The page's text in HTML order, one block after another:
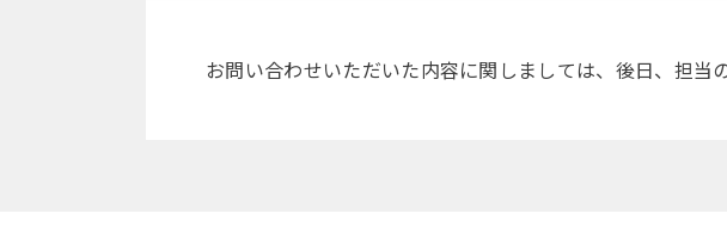
お問い合わせいただいた内容に関しましては、後日、担当